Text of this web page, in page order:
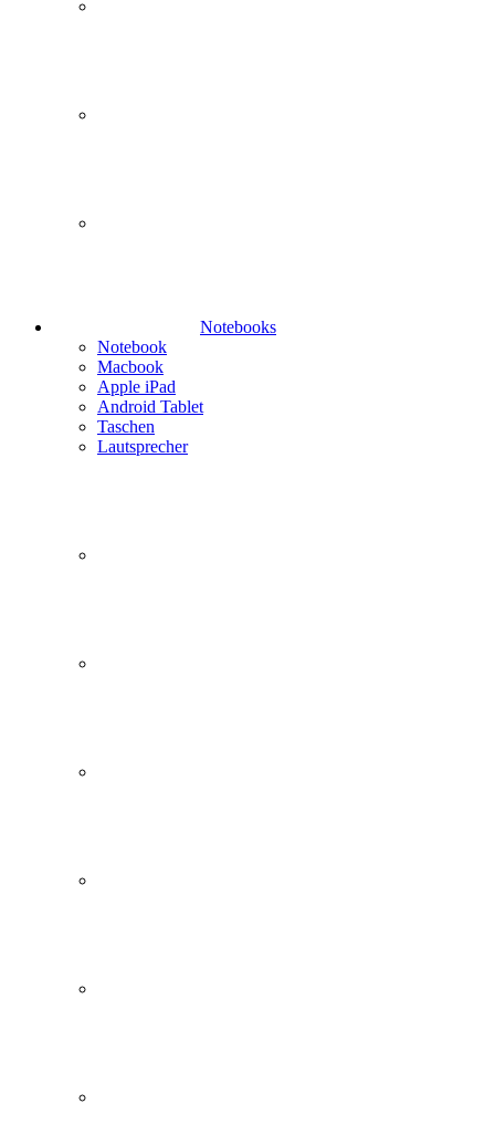
Notebooks
Notebook
Macbook
Apple iPad
Android Tablet
Taschen
Lautsprecher